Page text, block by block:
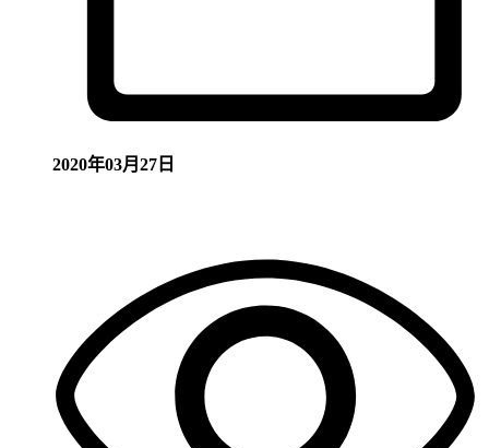
2020年03月27日